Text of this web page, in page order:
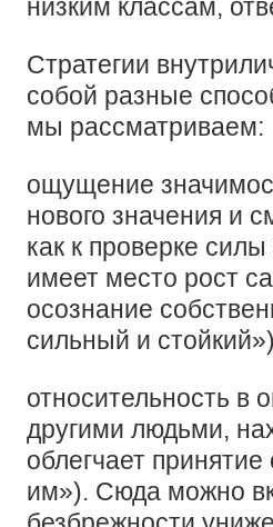
низким классам,
Стратегии
собой разные
мы рассматриваем:
ощущение
нового значения и
как к проверке
имеет место рост
осознание
сильный и
относительность в
другими людьми,
облегчает
им»). Сюда можно